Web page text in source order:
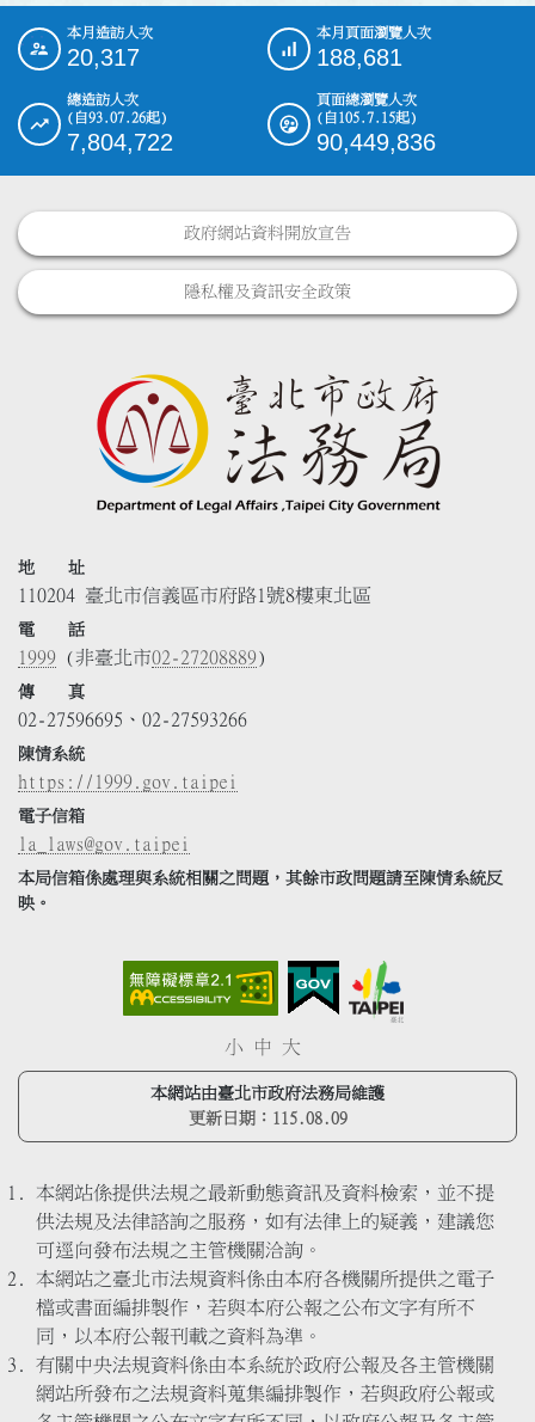
::: 本月造訪人次
20,317
本月頁面瀏覽人次
188,681
總造訪人次
(自93.07.26起)
7,804,722
頁面總瀏覽人次
(自105.7.15起)
90,449,836
政府網站資料開放宣告
隱私權及資訊安全政策
地 址
110204 臺北市信義區市府路1號8樓東北區
電 話
1999 (非臺北市02-27208889)
傳 真
02-27596695、02-27593266
陳情系統
https://1999.gov.taipei
電子信箱
la_laws@gov.taipei
本局信箱係處理與系統相關之問題，其餘市政問題請至陳情系統反
映。
小 中 大
本網站由臺北市政府法務局維護
更新日期： 115.08.09
本網站係提供法規之最新動態資訊及資料檢索，並不提
供法規及法律諮詢之服務，如有法律上的疑義，建議您
可逕向發布法規之主管機關洽詢。
本網站之臺北市法規資料係由本府各機關所提供之電子
檔或書面編排製作，若與本府公報之公布文字有所不
同，以本府公報刊載之資料為準。
有關中央法規資料係由本系統於政府公報及各主管機關
網站所發布之法規資料蒐集編排製作，若與政府公報或